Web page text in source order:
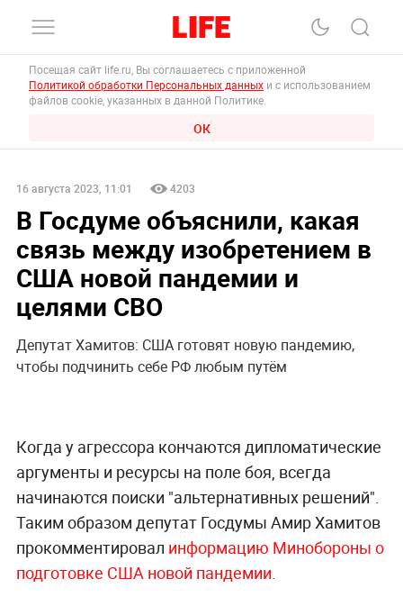
Посещая сайт life.ru, Вы соглашаетесь с приложенной
Политикой обработки Персональных данных и с использованием
файлов cookie, указанных в данной Политике.
ОК
16 августа 2023, 11:01 4203
В Госдуме объяснили, какая
связь между изобретением в
США новой пандемии и
целями СВО
Депутат Хамитов: США готовят новую пандемию,
чтобы подчинить себе РФ любым путём
Когда у агрессора кончаются дипломатические
аргументы и ресурсы на поле боя, всегда
начинаются поиски "альтернативных решений".
Таким образом депутат Госдумы Амир Хамитов
прокомментировал информацию Минобороны о
подготовке США новой пандемии.